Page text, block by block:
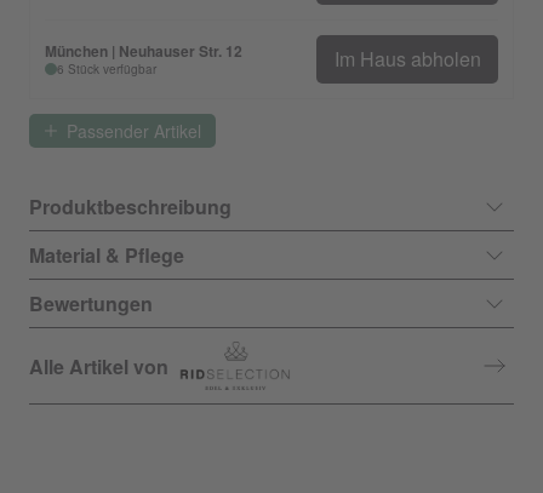
München | Neuhauser Str. 12
6 Stück verfügbar Im Haus abholen
Passender Artikel
Produktbeschreibung
Material & Pflege
Bewertungen
Alle Artikel von